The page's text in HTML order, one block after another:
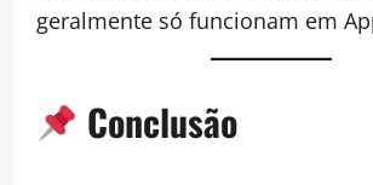
geralmente só funcionam em
Conclusão